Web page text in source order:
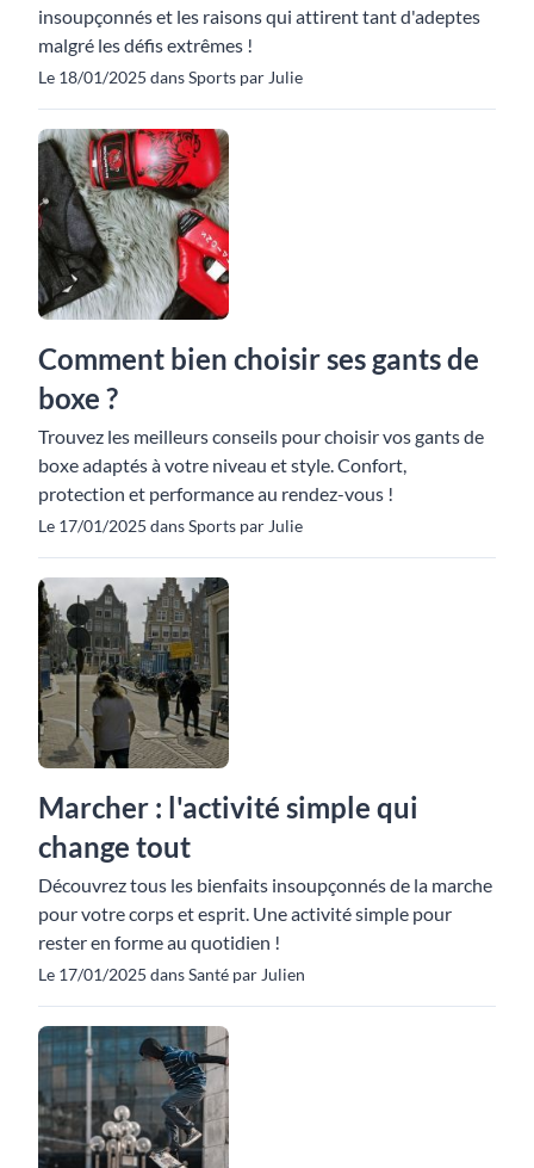
insoupçonnés et les raisons qui attirent tant d'adeptes
malgré les défis extrêmes !
Le 18/01/2025 dans Sports par Julie
Comment bien choisir ses gants de
boxe ?
Trouvez les meilleurs conseils pour choisir vos gants de
boxe adaptés à votre niveau et style. Confort,
protection et performance au rendez-vous !
Le 17/01/2025 dans Sports par Julie
Marcher : l'activité simple qui
change tout
Découvrez tous les bienfaits insoupçonnés de la marche
pour votre corps et esprit. Une activité simple pour
rester en forme au quotidien !
Le 17/01/2025 dans Santé par Julien